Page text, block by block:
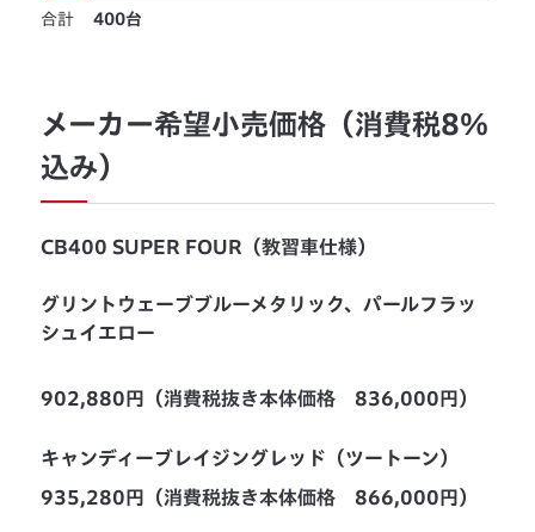
合計400台
メーカー希望小売価格（消費税8％
込み）
CB400 SUPER FOUR（教習車仕様）
グリントウェーブブルーメタリック、パールフラッ
シュイエロー
902,880円（消費税抜き本体価格 836,000円）
キャンディーブレイジングレッド（ツートーン）
935,280円（消費税抜き本体価格 866,000円）